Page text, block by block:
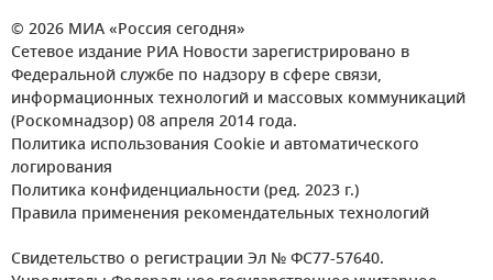
© 2026 МИА «Россия сегодня»
Сетевое издание РИА Новости зарегистрировано в
Федеральной службе по надзору в сфере связи,
информационных технологий и массовых коммуникаций
(Роскомнадзор) 08 апреля 2014 года.
Политика использования Cookie и автоматического
логирования
Политика конфиденциальности (ред. 2023 г.)
Правила применения рекомендательных технологий
Свидетельство о регистрации Эл № ФС77-57640.